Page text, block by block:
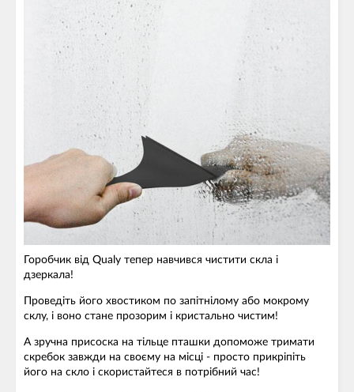
Горобчик від Qualy тепер навчився чистити скла і
дзеркала!
Проведіть його хвостиком по запітнілому або мокрому
склу, і воно стане прозорим і кристально чистим!
А зручна присоска на тільце пташки допоможе тримати
скребок завжди на своєму на місці - просто прикріпіть
його на скло і скористайтеся в потрібний час!